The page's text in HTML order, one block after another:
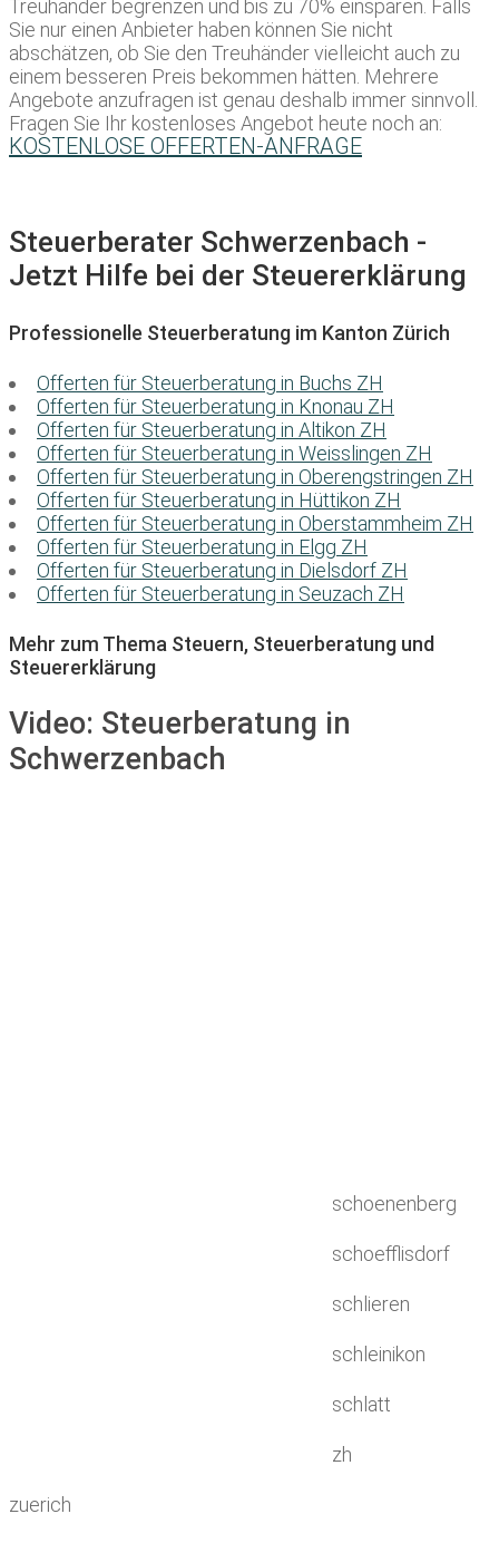
Treuhänder begrenzen und bis zu 70% einsparen. Falls
Sie nur einen Anbieter haben können Sie nicht
abschätzen, ob Sie den Treuhänder vielleicht auch zu
einem besseren Preis bekommen hätten. Mehrere
Angebote anzufragen ist genau deshalb immer sinnvoll.
Fragen Sie Ihr kostenloses Angebot heute noch an:
KOSTENLOSE OFFERTEN-ANFRAGE
Steuerberater Schwerzenbach -
Jetzt Hilfe bei der Steuererklärung
Professionelle Steuerberatung im Kanton Zürich
Offerten für Steuerberatung in Buchs ZH
Offerten für Steuerberatung in Knonau ZH
Offerten für Steuerberatung in Altikon ZH
Offerten für Steuerberatung in Weisslingen ZH
Offerten für Steuerberatung in Oberengstringen ZH
Offerten für Steuerberatung in Hüttikon ZH
Offerten für Steuerberatung in Oberstammheim ZH
Offerten für Steuerberatung in Elgg ZH
Offerten für Steuerberatung in Dielsdorf ZH
Offerten für Steuerberatung in Seuzach ZH
Mehr zum Thema Steuern, Steuerberatung und
Steuererklärung
Video: Steuerberatung in
Schwerzenbach
schoenenberg
schoefflisdorf
schlieren
schleinikon
schlatt
zh
zuerich